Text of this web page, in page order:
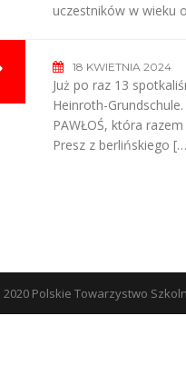
uczestników w wieku
18 KWIETNIA 2024
Już po raz 13
Heinroth-
PAWŁOŚ, która
Presz z berlińskiego
Polskie Towarzystwo